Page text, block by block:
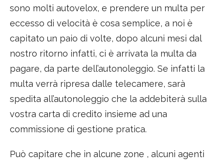
sono molti autovelox, e prendere un multa per
eccesso di velocità è cosa semplice, a noi è
capitato un paio di volte, dopo alcuni mesi dal
nostro ritorno infatti, ci è arrivata la multa da
pagare, da parte dell’autonoleggio. Se infatti la
multa verrà ripresa dalle telecamere, sarà
spedita all’autonoleggio che la addebiterà sulla
vostra carta di credito insieme ad una
commissione di gestione pratica.
Può capitare che in alcune zone , alcuni agenti